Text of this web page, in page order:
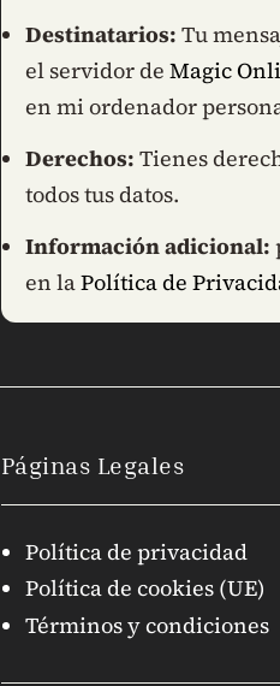
Destinatarios: Tu
el servidor deMagic
en mi ordenador
Derechos: Tienes
todos tus datos.
Información adicional:
en laPolítica de
Páginas Legales
Política de privacidad
Política de cookies (UE)
Términos y condiciones